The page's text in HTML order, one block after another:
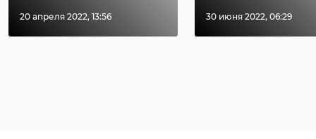
20 апреля 2022, 13:56 30 июня 2022, 06:29